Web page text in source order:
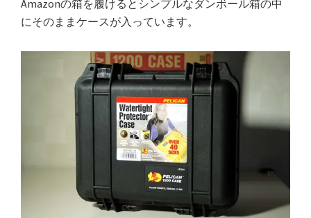
Amazonの箱を履けるとシンプルなダンボール箱の中
にそのままケースが入っています。